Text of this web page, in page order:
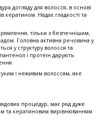
догляду для волосся, в основі
кератином. Надає гладкості та
тільки з безпечнішим,
Головна активна речовина у
у структуру волосся та
і протеїн дарують
і неживим волоссям, яке
процедур, має ряд дуже
та кератиновим вирівнюванням.